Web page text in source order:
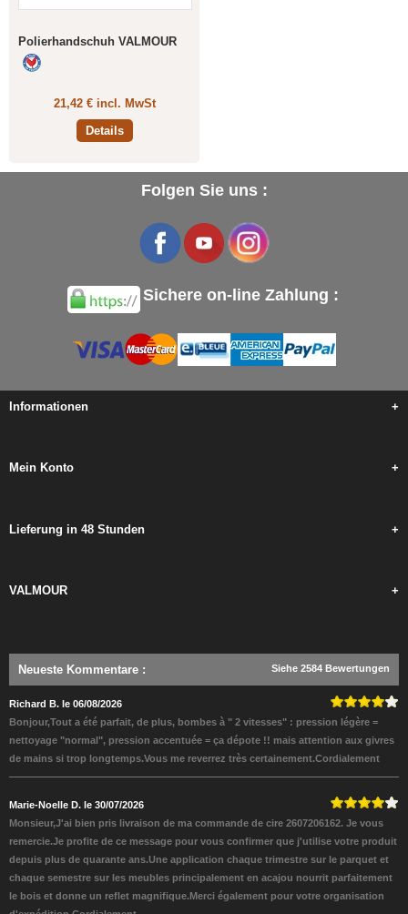
Polierhandschuh VALMOUR
21,42 € incl. MwSt
Details
Folgen Sie uns :
Sichere on-line Zahlung :
Informationen +
Mein Konto +
Lieferung in 48 Stunden +
VALMOUR +
Neueste Kommentare : Siehe 2584 Bewertungen
Richard B. le 06/08/2026
Bonjour,Tout a été parfait, de plus, bombes à " 2 vitesses" : pression légère =
nettoyage "normal", pression accentuée = ça dépote !! mais attention aux givres
de mains si trop longtemps.Vous me reverrez très certainement.Cordialement
Marie-Noelle D. le 30/07/2026
Monsieur,J'ai bien pris livraison de ma commande de cire 2607206162. Je vous
remercie.Je profite de ce message pour vous confirmer que j'utilise votre produit
depuis plus de quarante ans.Une application chaque trimestre sur le parquet et
chaque semestre sur les meubles principalement en acajou nourrit parfaitement
le bois et donne un reflet magnifique.Merci également pour votre organisation